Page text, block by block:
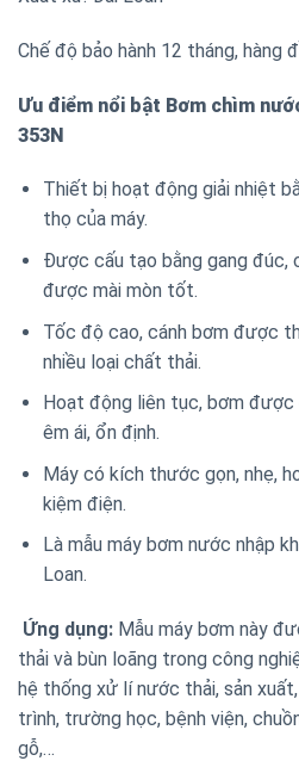
Chế độ bảo hành 12 tháng, hàng
Ưu điểm nổi bật Bơm chìm
353N
Thiết bị hoạt động giải nhiệt
thọ của máy.
Được cấu tạo bằng gang đúc,
được mài mòn tốt.
Tốc độ cao, cánh bơm được
nhiều loại chất thải.
Hoạt động liên tục, bơm được
êm ái, ổn định.
Máy có kích thước gọn, nhẹ,
kiệm điện.
Là mẫu máy bơm nước nhập
Loan.
Ứng dụng: Mẫu máy bơm này
thải và bùn loãng trong công
hệ thống xử lí nước thải, sản
trình, trường học, bệnh viện,
gỗ,…